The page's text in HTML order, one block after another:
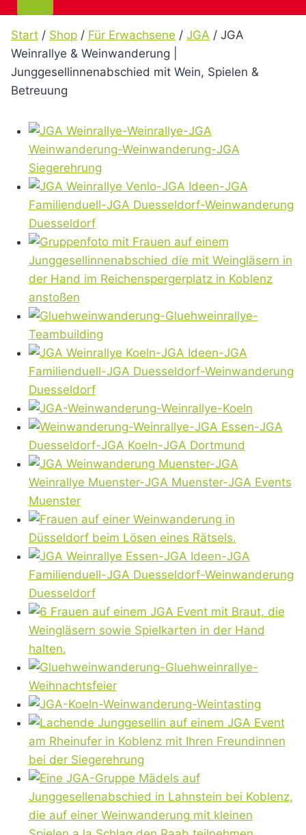
Start / Shop / Für Erwachsene / JGA / JGA
Weinrallye & Weinwanderung |
Junggesellinnenabschied mit Wein, Spielen &
Betreuung